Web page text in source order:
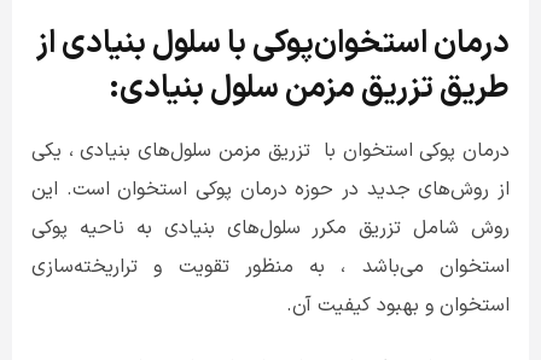
درمان استخوان‌پوکی با سلول بنیادی از
طریق تزریق مزمن سلول بنیادی:
درمان پوکی استخوان با تزریق مزمن سلول‌های بنیادی ، یکی
از روش‌های جدید در حوزه درمان پوکی استخوان است. این
روش شامل تزریق مکرر سلول‌های بنیادی به ناحیه پوکی
استخوان می‌باشد ، به منظور تقویت و تراریخته‌سازی
استخوان و بهبود کیفیت آن.